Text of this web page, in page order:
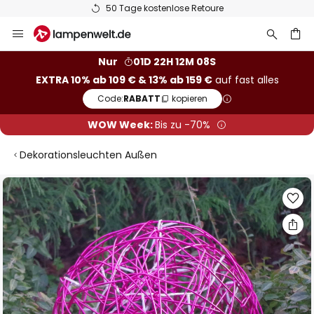
50 Tage kostenlose Retoure
Inhalt
Nur
01D 22H 12M 08S
EXTRA 10% ab 109 € & 13% ab 159 €auf fast alles
Code:RABATT kopieren
WOW Week:Bis zu -70%
Dekorationsleuchten Außen
Zum
Ende
der
Bildgalerie
springen